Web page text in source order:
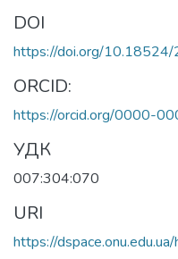
DOI
https://doi.org/
ORCID:
https://orcid.org/0000-
УДК
007:304:070
URI
https://